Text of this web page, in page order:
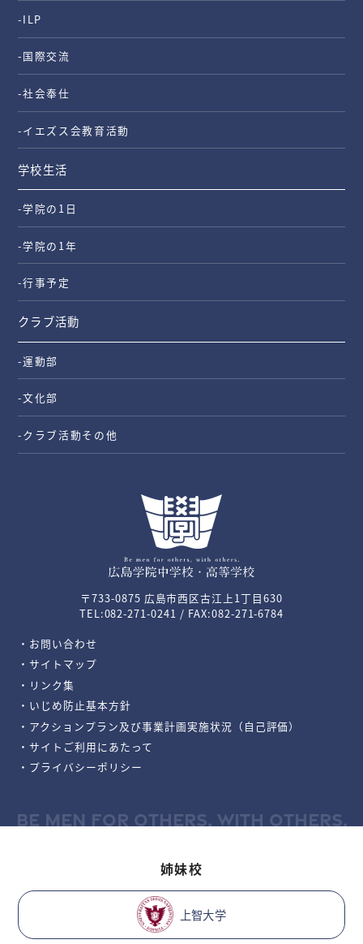
〒733-0875 広島市西区古江上1丁目630
TEL:082-271-0241 / FAX:082-271-6784
・お問い合わせ
・サイトマップ
・リンク集
・いじめ防止基本方針
・アクションプラン及び事業計画実施状況（自己評価）
・サイトご利用にあたって
・プライバシーポリシー
-ILP
-国際交流
-社会奉仕
-イエズス会教育活動
学校生活
-学院の1日
-学院の1年
-行事予定
クラブ活動
-運動部
-文化部
-クラブ活動その他
BE MEN FOR OTHERS, WITH OTHERS.
姉妹校
上智大学